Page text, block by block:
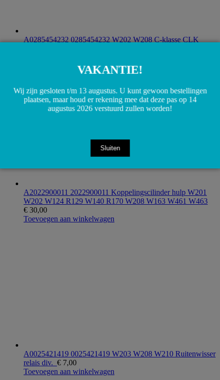
A0285454232 0285454232 W202 W208 C-klasse CLK
A2022900011 2022900011 Koppelingscilinder hulp W201
W202 W124 R129 W140 R170 W208 W163 W461 W463
€ 30,00
Toevoegen aan winkelwagen
A0025421419 0025421419 W203 W208 W210 Ruitenwisser
relais div. € 7,00
Toevoegen aan winkelwagen
VAKANTIE!
Wij zijn gesloten t/m 13 augustus. U kunt gewoon bestellingen
plaatsen, maar houd er rekening mee dat deze pas op 14
augustus 2026 verstuurd zullen worden!
Sluiten